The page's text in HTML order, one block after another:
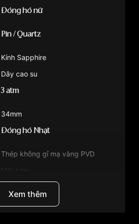
Đồng hồ nữ
Pin / Quartz
Kính Sapphire
Dây cao su
3 atm
34mm
Đồng hồ Nhật
Thép không gỉ mạ vàng PVD
Mặt tròn
Hàng mới về , Hàng bán chạy
Xem thêm